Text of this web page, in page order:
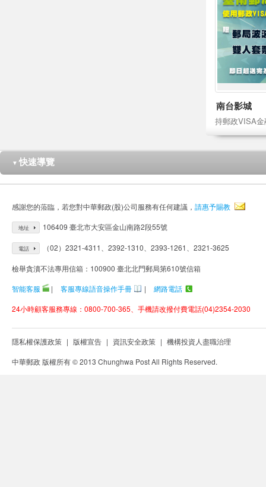
南台影城
▼ 快速導覽
感謝您的蒞臨，若您對中華郵政(股)公司服務有任何建議， 請惠予賜教
地址 106409 臺北市大安區金山南路2段55號
電話 （02）2321-4311、2392-1310、2393-1261、2321-3625
檢舉貪瀆不法專用信箱：100900 臺北北門郵局第610號信箱
智能客服
| 客服專線語音操作手冊 |
網路電話
24小時顧客服務專線：0800-700-365、手機請改撥付費電話(04)2354-2030
隱私權保護政策 | 版權宣告 | 資訊安全政策 | 機構投資人盡職治理
中華郵政 版權所有 © 2013 Chunghwa Post All Rights Reserved.